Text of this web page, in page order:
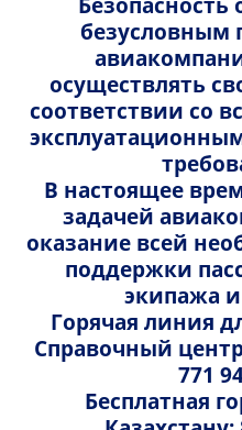
безусловным
осуществлять
соответствии со
В настоящее
задачей
оказание всей
поддержки
экипажа
Горячая линия
Справочный
771
Бесплатная
Важная информация
Доставка посылок и
Перевозка грузов
Социальная
FlyAndFun: Система
Специальные услуги
переключить их в
Без ограничений
Некоторые электронные
использовать в течение
кардиостимуляторы
слуховые аппараты
имплантированные